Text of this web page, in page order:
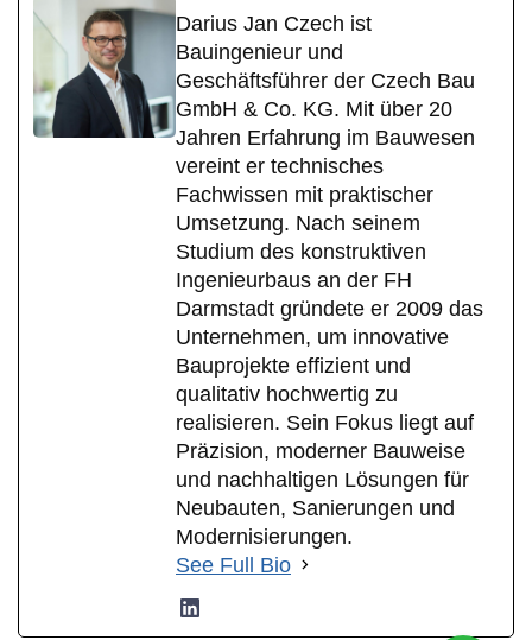
Darius Jan Czech ist
Bauingenieur und
Geschäftsführer der Czech Bau
GmbH & Co. KG. Mit über 20
Jahren Erfahrung im Bauwesen
vereint er technisches
Fachwissen mit praktischer
Umsetzung. Nach seinem
Studium des konstruktiven
Ingenieurbaus an der FH
Darmstadt gründete er 2009 das
Unternehmen, um innovative
Bauprojekte effizient und
qualitativ hochwertig zu
realisieren. Sein Fokus liegt auf
Präzision, moderner Bauweise
und nachhaltigen Lösungen für
Neubauten, Sanierungen und
Modernisierungen.
See Full Bio